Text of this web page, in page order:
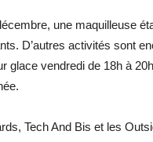
une maquilleuse
D’autres activités sont
glace vendredi de 18h à
Tech And Bis et les